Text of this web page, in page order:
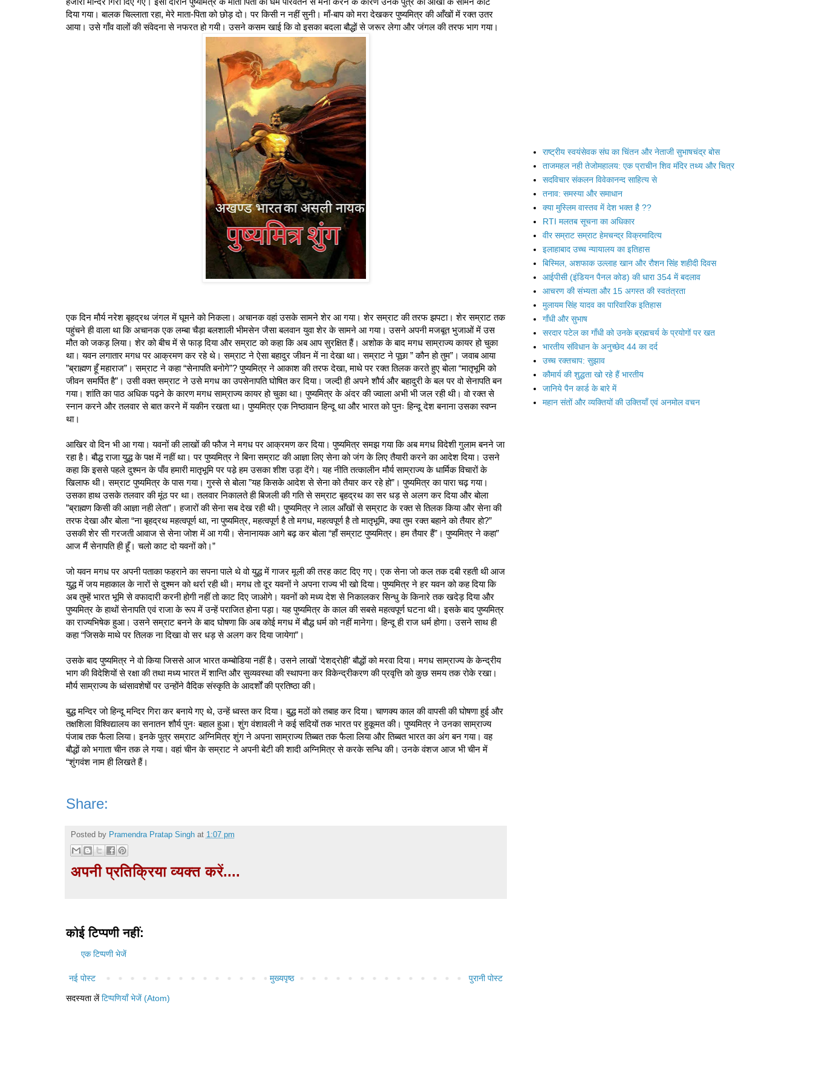
दिया गया। बालक चिल्लाता रहा, मेरे माता-पिता को छोड़ दो। पर किसी न नहीं सुनी। माँ-बाप को मरा देखकर पुष्यमित्र की आँखों में रक्त उतर
आया। उसे गाँव वालों की संवेदना से नफरत हो गयी। उसने कसम खाई कि वो इसका बदला बौद्धों से जरूर लेगा और जंगल की तरफ भाग गया।
एक दिन मौर्य नरेश बृहद्रथ जंगल में घूमने को निकला। अचानक वहां उसके सामने शेर आ गया। शेर सम्राट की तरफ झपटा। शेर सम्राट तक
पहुंचने ही वाला था कि अचानक एक लम्बा चैड़ा बलशाली भीमसेन जैसा बलवान युवा शेर के सामने आ गया। उसने अपनी मजबूत भुजाओं में उस
मौत को जकड़ लिया। शेर को बीच में से फाड़ दिया और सम्राट को कहा कि अब आप सुरक्षित हैं। अशोक के बाद मगध साम्राज्य कायर हो चुका
था। यवन लगातार मगध पर आक्रमण कर रहे थे। सम्राट ने ऐसा बहादुर जीवन में ना देखा था। सम्राट ने पूछा ” कौन हो तुम”। जवाब आया
”ब्राह्मण हूँ महाराज”। सम्राट ने कहा “सेनापति बनोगे”? पुष्यमित्र ने आकाश की तरफ देखा, माथे पर रक्त तिलक करते हुए बोला “मातृभूमि को
जीवन समर्पित है”। उसी वक्त सम्राट ने उसे मगध का उपसेनापति घोषित कर दिया। जल्दी ही अपने शौर्य और बहादुरी के बल पर वो सेनापति बन
गया। शांति का पाठ अधिक पढ़ने के कारण मगध साम्राज्य कायर हो चुका था। पुष्यमित्र के अंदर की ज्वाला अभी भी जल रही थी। वो रक्त से
स्नान करने और तलवार से बात करने में यकीन रखता था। पुष्यमित्र एक निष्ठावान हिन्दू था और भारत को पुनः हिन्दू देश बनाना उसका स्वप्न
था।
आखिर वो दिन भी आ गया। यवनों की लाखों की फौज ने मगध पर आक्रमण कर दिया। पुष्यमित्र समझ गया कि अब मगध विदेशी गुलाम बनने जा
रहा है। बौद्ध राजा युद्ध के पक्ष में नहीं था। पर पुष्यमित्र ने बिना सम्राट की आज्ञा लिए सेना को जंग के लिए तैयारी करने का आदेश दिया। उसने
कहा कि इससे पहले दुश्मन के पाँव हमारी मातृभूमि पर पडे़ हम उसका शीश उड़ा देंगे। यह नीति तत्कालीन मौर्य साम्राज्य के धार्मिक विचारों के
खिलाफ थी। सम्राट पुष्यमित्र के पास गया। गुस्से से बोला ”यह किसके आदेश से सेना को तैयार कर रहे हो”। पुष्यमित्र का पारा चढ़ गया।
उसका हाथ उसके तलवार की मूंठ पर था। तलवार निकालते ही बिजली की गति से सम्राट बृहद्रथ का सर धड़ से अलग कर दिया और बोला
”ब्राह्मण किसी की आज्ञा नही लेता”। हजारों की सेना सब देख रही थी। पुष्यमित्र ने लाल आँखों से सम्राट के रक्त से तिलक किया और सेना की
तरफ देखा और बोला “ना बृहद्रथ महत्वपूर्ण था, ना पुष्यमित्र, महत्वपूर्ण है तो मगध, महत्वपूर्ण है तो मातृभूमि, क्या तुम रक्त बहाने को तैयार हो?”
उसकी शेर सी गरजती आवाज से सेना जोश में आ गयी। सेनानायक आगे बढ़ कर बोला “हाँ सम्राट पुष्यमित्र। हम तैयार हैं”। पुष्यमित्र ने कहा”
आज मैं सेनापति ही हूँ। चलो काट दो यवनों को।”
जो यवन मगध पर अपनी पताका फहराने का सपना पाले थे वो युद्ध में गाजर मूली की तरह काट दिए गए। एक सेना जो कल तक दबी रहती थी आज
युद्ध में जय महाकाल के नारों से दुश्मन को थर्रा रही थी। मगध तो दूर यवनों ने अपना राज्य भी खो दिया। पुष्यमित्र ने हर यवन को कह दिया कि
अब तुम्हें भारत भूमि से वफादारी करनी होगी नहीं तो काट दिए जाओगे। यवनों को मध्य देश से निकालकर सिन्धु के किनारे तक खदेड़ दिया और
पुष्यमित्र के हाथों सेनापति एवं राजा के रूप में उन्हें पराजित होना पड़ा। यह पुष्यमित्र के काल की सबसे महत्वपूर्ण घटना थी। इसके बाद पुष्यमित्र
का राज्यभिषेक हुआ। उसने सम्राट बनने के बाद घोषणा कि अब कोई मगध में बौद्ध धर्म को नहीं मानेगा। हिन्दू ही राज धर्म होगा। उसने साथ ही
कहा “जिसके माथे पर तिलक ना दिखा वो सर धड़ से अलग कर दिया जायेगा”।
उसके बाद पुष्यमित्र ने वो किया जिससे आज भारत कम्बोडिया नहीं है। उसने लाखों ‘देशद्रोही’ बौद्धों को मरवा दिया। मगध साम्राज्य के केन्द्रीय
भाग की विदेशियों से रक्षा की तथा मध्य भारत में शान्ति और सुव्यवस्था की स्थापना कर विकेन्द्रीकरण की प्रवृत्ति को कुछ समय तक रोके रखा।
मौर्य साम्राज्य के ध्वंसावशेषों पर उन्होंने वैदिक संस्कृति के आदर्शों की प्रतिष्ठा की।
बुद्ध मन्दिर जो हिन्दू मन्दिर गिरा कर बनाये गए थे, उन्हें ध्वस्त कर दिया। बुद्ध मठों को तबाह कर दिया। चाणक्य काल की वापसी की घोषणा हुई और
तक्षशिला विश्विद्यालय का सनातन शौर्य पुनः बहाल हुआ। शुंग वंशावली ने कई सदियों तक भारत पर हुकूमत की। पुष्यमित्र ने उनका साम्राज्य
पंजाब तक फैला लिया। इनके पुत्र सम्राट अग्निमित्र शुंग ने अपना साम्राज्य तिब्बत तक फैला लिया और तिब्बत भारत का अंग बन गया। वह
बौद्धों को भगाता चीन तक ले गया। वहां चीन के सम्राट ने अपनी बेटी की शादी अग्निमित्र से करके सन्धि की। उनके वंशज आज भी चीन में
“शुंगवंश नाम ही लिखते हैं।
Share:
Posted by Pramendra Pratap Singh at 1:07 pm
अपनी प्रतिक्रिया व्यक्त करें....
कोई टिप्पणी नहीं:
एक टिप्पणी भेजें
नई पोस्ट पुरानी पोस्ट
मुख्यपृष्ठ
सदस्यता लेंटिप्पणियाँ भेजें (Atom)
राष्ट्रीय स्वयंसेवक संघ का चिंतन और नेताजी सुभाषचंद्र बोस
ताजमहल नही तेजोमहालय: एक प्राचीन शिव मंदिर तथ्य और चित्र
सदविचार संकलन विवेकानन्द साहित्य से
तनाव: समस्या और समाधान
क्या मुस्लिम वास्तव में देश भक्त है ??
RTI मलतब सूचना का अधिकार
वीर सम्राट सम्राट हेमचन्द्र विक्रमादित्य
इलाहाबाद उच्च न्यायालय का इतिहास
बिस्मिल, अशफाक उल्लाह खान और रौशन सिंह शहीदी दिवस
आईपीसी (इंडियन पैनल कोड) की धारा 354 में बदलाव
आचरण की संभ्यता और 15 अगस्त की स्वतंत्रता
मुलायम सिंह यादव का पारिवारिक इतिहास
गाँधी और सुभाष
सरदार पटेल का गाँधी को उनके ब्रह्मचर्य के प्रयोगों पर खत
भारतीय संविधान के अनुच्छेद 44 का दर्द
उच्च रक्तचाप: सुझाव
कौमार्य की शुद्धता खो रहे हैं भारतीय
जानिये पैन कार्ड के बारे में
महान संतों और व्यक्तियों की उक्तियाँ एवं अनमोल वचन